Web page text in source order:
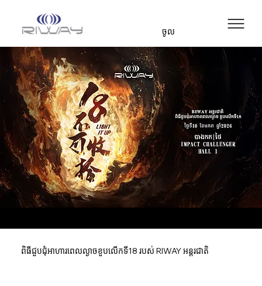
ចូល
ពិធីជួបជុំអាហារពេលល្ងាចខួបលើកទី18 របស់ RIWAY អន្តរជាតិ